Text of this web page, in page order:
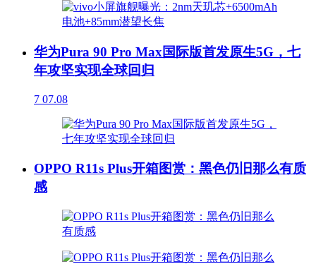
华为Pura 90 Pro Max国际版首发原生5G，七
年攻坚实现全球回归
7 07.08
OPPO R11s Plus开箱图赏：黑色仍旧那么有质
感